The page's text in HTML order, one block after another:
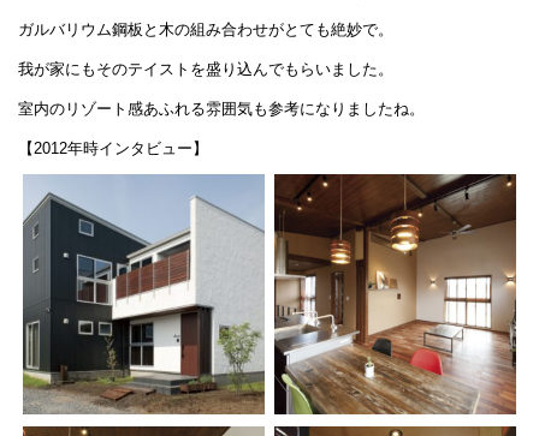
ガルバリウム鋼板と木の組み合わせがとても絶妙で。
我が家にもそのテイストを盛り込んでもらいました。
室内のリゾート感あふれる雰囲気も参考になりましたね。
【2012年時インタビュー】